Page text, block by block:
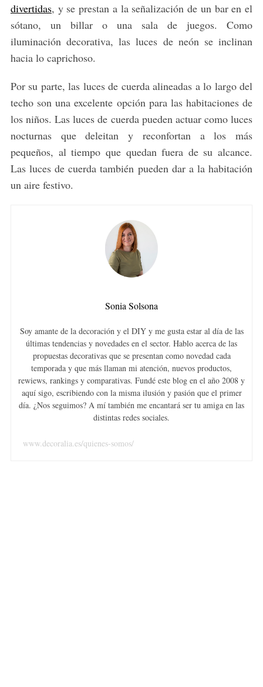
divertidas, y se prestan a la señalización de un bar en el
sótano, un billar o una sala de juegos. Como
iluminación decorativa, las luces de neón se inclinan
hacia lo caprichoso.
Por su parte, las luces de cuerda alineadas a lo largo del
techo son una excelente opción para las habitaciones de
los niños. Las luces de cuerda pueden actuar como luces
nocturnas que deleitan y reconfortan a los más
pequeños, al tiempo que quedan fuera de su alcance.
Las luces de cuerda también pueden dar a la habitación
un aire festivo.
Sonia Solsona
Soy amante de la decoración y el DIY y me gusta estar al día de las
últimas tendencias y novedades en el sector. Hablo acerca de las
propuestas decorativas que se presentan como novedad cada
temporada y que más llaman mi atención, nuevos productos,
rewiews, rankings y comparativas. Fundé este blog en el año 2008 y
aquí sigo, escribiendo con la misma ilusión y pasión que el primer
día. ¿Nos seguimos? A mí también me encantará ser tu amiga en las
distintas redes sociales.
www.decoralia.es/quienes-somos/
e
a
r
c
h
f
o